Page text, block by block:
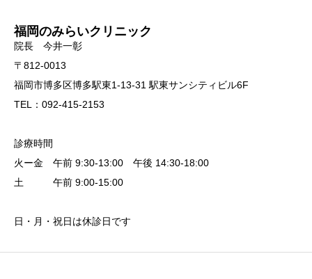
福岡のみらいクリニック
院長 今井一彰
〒812-0013
福岡市博多区博多駅東1-13-31 駅東サンシティビル6F
TEL：092-415-2153
診療時間
火ー金 午前 9:30-13:00 午後 14:30-18:00
土 午前 9:00-15:00
日・月・祝日は休診日です